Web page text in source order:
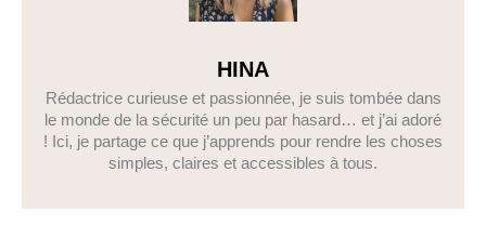
HINA
Rédactrice curieuse et passionnée, je suis tombée dans
le monde de la sécurité un peu par hasard… et j’ai adoré
! Ici, je partage ce que j’apprends pour rendre les choses
simples, claires et accessibles à tous.